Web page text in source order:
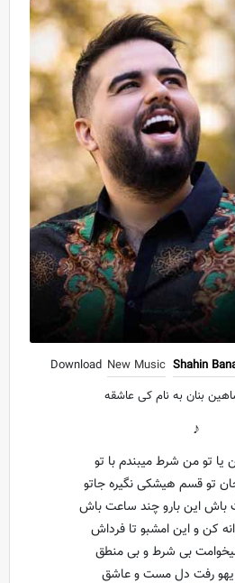
Download New Music Shahin
بنان به نام کی عاشقه
♪
تو من شرط میبندم با تو
تو قسم هیشکی نگیره جاتو
باش این بارو چند ساعت باش
کن و این امشبو تا فرداش
بی شرط و بی منطق
رفت دل مست و عاشق